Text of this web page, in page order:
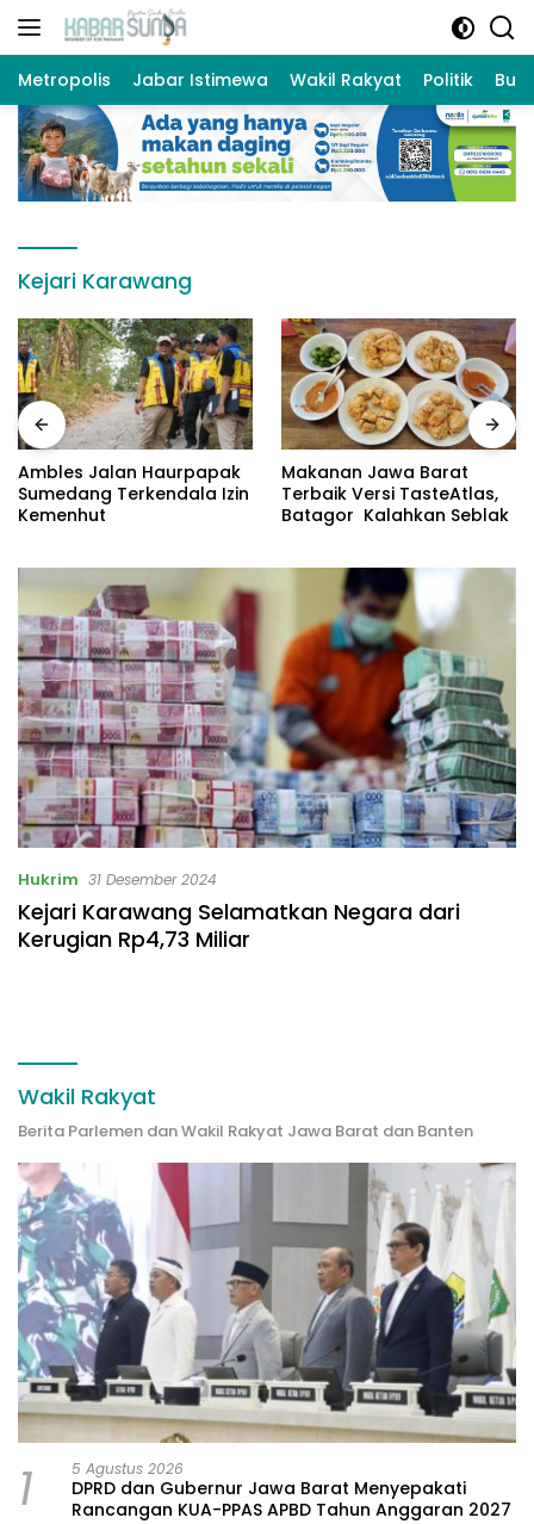
Langsung
Metropolis Jabar Istimewa Wakil Rakyat Politik
Kejari Karawang
Ambles Jalan Haurpapak
Sumedang Terkendala Izin
Kemenhut
Makanan Jawa Barat
Terbaik Versi TasteAtlas,
Batagor Kalahkan Seblak
Hukrim 31 Desember 2024
Kejari Karawang Selamatkan Negara dari
Kerugian Rp4,73 Miliar
Wakil Rakyat
Berita Parlemen dan Wakil Rakyat Jawa Barat dan Banten
1 5 Agustus 2026
DPRD dan Gubernur Jawa Barat Menyepakati
Rancangan KUA-PPAS APBD Tahun Anggaran 2027